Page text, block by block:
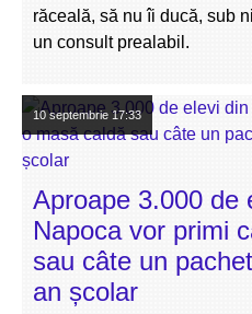
răceală, să nu îi ducă, sub
un consult prealabil.
10 septembrie 17:33
Aproape 3.000 de
Napoca vor primi
sau câte un
an școlar